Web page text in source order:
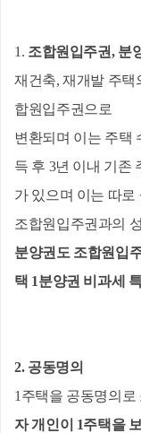
1. 조합원입주권, 분
재건축, 재개발 주택
합원입주권으로
변환되며 이는 주택
득 후 3년 이내 기존
가 있으며 이는 따
조합원입주권과의
분양권도 조합원입
택 1분양권 비과세
2. 공동명의
1주택을 공동명의로
자 개인이 1주택을